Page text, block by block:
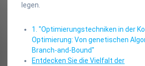
legen.
1. "Optimierungstechniken in der
Optimierung: Von genetischen
Branch-and-Bound"
Entdecken Sie die Vielfalt der